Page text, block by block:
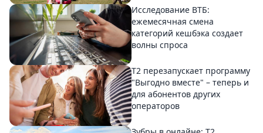
Исследование ВТБ:
ежемесячная смена
категорий кешбэка создает
волны спроса
Т2 перезапускает программу
"Выгодно вместе" – теперь и
для абонентов других
операторов